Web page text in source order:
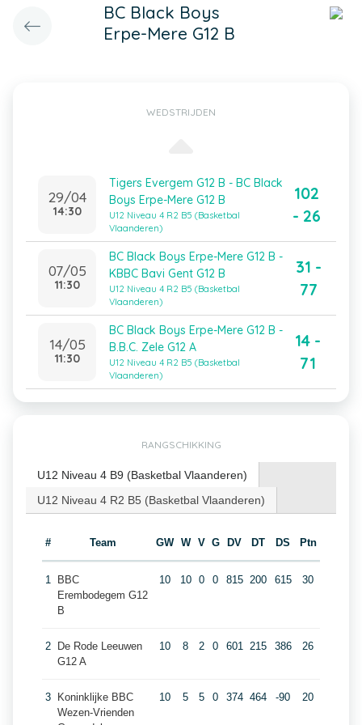
BC Black Boys
Erpe-Mere G12 B
WEDSTRIJDEN
29/04
14:30
Tigers Evergem G12 B - BC Black
Boys Erpe-Mere G12 B
U12 Niveau 4 R2 B5 (Basketbal
Vlaanderen)
102
- 26
07/05
11:30
BC Black Boys Erpe-Mere G12 B -
KBBC Bavi Gent G12 B
U12 Niveau 4 R2 B5 (Basketbal
Vlaanderen)
31 -
77
14/05
11:30
BC Black Boys Erpe-Mere G12 B -
B.B.C. Zele G12 A
U12 Niveau 4 R2 B5 (Basketbal
Vlaanderen)
14 -
71
RANGSCHIKKING
U12 Niveau 4 B9 (Basketbal Vlaanderen)
U12 Niveau 4 R2 B5 (Basketbal Vlaanderen)
# Team GW W V G DV DT DS Ptn
1
BBC
Erembodegem G12
B
10 10 0 0 815 200 615 30
2
De Rode Leeuwen
G12 A
10 8 2 0 601 215 386 26
3
Koninklijke BBC
Wezen-Vrienden
10 5 5 0 374 464 -90 20